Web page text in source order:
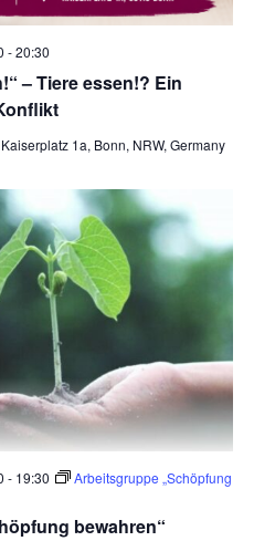
– Tiere essen!? Ein
-20:30
Kaiserplatz 1a, Bonn, NRW, Germany
bewahren“
- 19:30
Arbeitsgruppe „Schöpfung